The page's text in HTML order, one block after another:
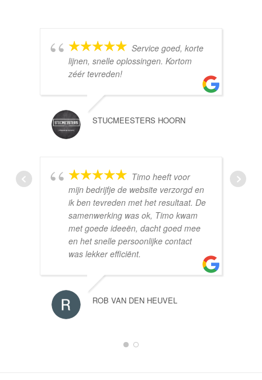
Service goed, korte
lijnen, snelle oplossingen. Kortom
zéér tevreden!
STUCMEESTERS HOORN
Timo heeft voor
mijn bedrijfje de website verzorgd en
ik ben tevreden met het resultaat. De
samenwerking was ok, Timo kwam
met goede ideeën, dacht goed mee
en het snelle persoonlijke contact
was lekker efficiënt.
ROB VAN DEN HEUVEL